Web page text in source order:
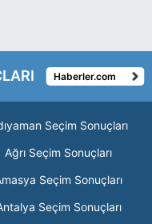
Haberler.com
Seçim Sonuçları
Ağrı Seçim Sonuçları
Seçim Sonuçları
Seçim Sonuçları